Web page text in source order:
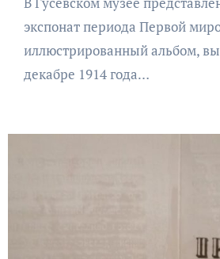
экспонат периода Первой
иллюстрированный альбом,
декабре 1914 года…